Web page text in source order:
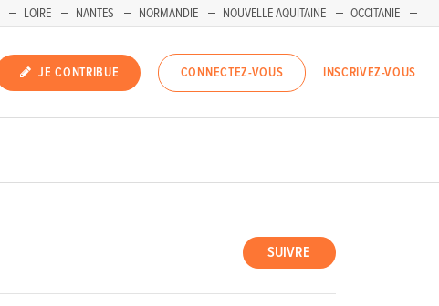
LOIRE NANTES NORMANDIE NOUVELLE AQUITAINE
OCCITANIE
JE CONTRIBUE CONNECTEZ-VOUS INSCRIVEZ-VOUS
SUIVRE